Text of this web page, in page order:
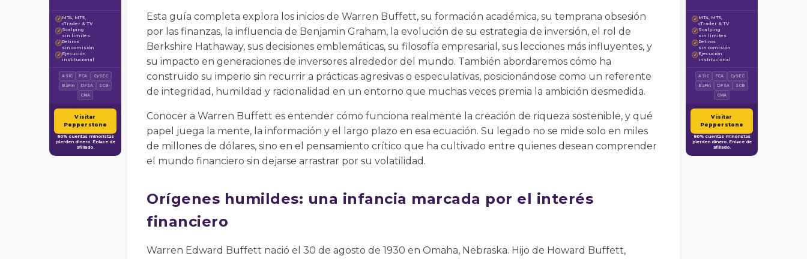
✓ MT4, MT5,
cTrader & TV
✓ Scalping
sin límites
✓ Retiros
sin comisión
✓ Ejecución
institucional
ASIC FCA
CySEC
BaFin
DFSA
SCB
CMA
Visitar
Pepperstone
80% cuentas minoristas
pierden dinero. Enlace de
afiliado.
Esta guía completa explora los inicios de Warren Buffett, su formación académica, su temprana obsesión
por las finanzas, la influencia de Benjamin Graham, la evolución de su estrategia de inversión, el rol de
Berkshire Hathaway, sus decisiones emblemáticas, su filosofía empresarial, sus lecciones más influyentes, y
su impacto en generaciones de inversores alrededor del mundo. También abordaremos cómo ha
construido su imperio sin recurrir a prácticas agresivas o especulativas, posicionándose como un referente
de integridad, humildad y racionalidad en un entorno que muchas veces premia la ambición desmedida.
Conocer a Warren Buffett es entender cómo funciona realmente la creación de riqueza sostenible, y qué
papel juega la mente, la información y el largo plazo en esa ecuación. Su legado no se mide solo en miles
de millones de dólares, sino en el pensamiento crítico que ha cultivado entre quienes desean comprender
el mundo financiero sin dejarse arrastrar por su volatilidad.
Orígenes humildes: una infancia marcada por el interés
financiero
Warren Edward Buffett nació el 30 de agosto de 1930 en Omaha, Nebraska. Hijo de Howard Buffett,
✓ MT4, MT5,
cTrader & TV
✓ Scalping
sin límites
✓ Retiros
sin comisión
✓ Ejecución
institucional
ASIC FCA
CySEC
BaFin
DFSA
SCB
CMA
Visitar
Pepperstone
80% cuentas minoristas
pierden dinero. Enlace de
afiliado.